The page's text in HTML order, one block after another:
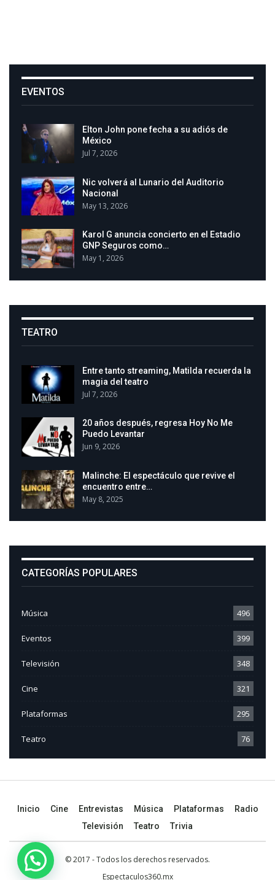
EVENTOS
Elton John pone fecha a su adiós de
México
Jul 7, 2026
Nic volverá al Lunario del Auditorio
Nacional
May 13, 2026
Karol G anuncia concierto en el Estadio
GNP Seguros como…
May 1, 2026
TEATRO
Entre tanto streaming, Matilda recuerda la
magia del teatro
Jul 7, 2026
20 años después, regresa Hoy No Me
Puedo Levantar
Jun 9, 2026
Malinche: El espectáculo que revive el
encuentro entre…
May 8, 2025
CATEGORÍAS POPULARES
Música 496
Eventos 399
Televisión 348
Cine 321
Plataformas 295
Teatro 76
Inicio Cine Entrevistas Música Plataformas
Radio
Televisión
Teatro Trivia
© 2017 - Todos los derechos reservados.
Espectaculos360.mx